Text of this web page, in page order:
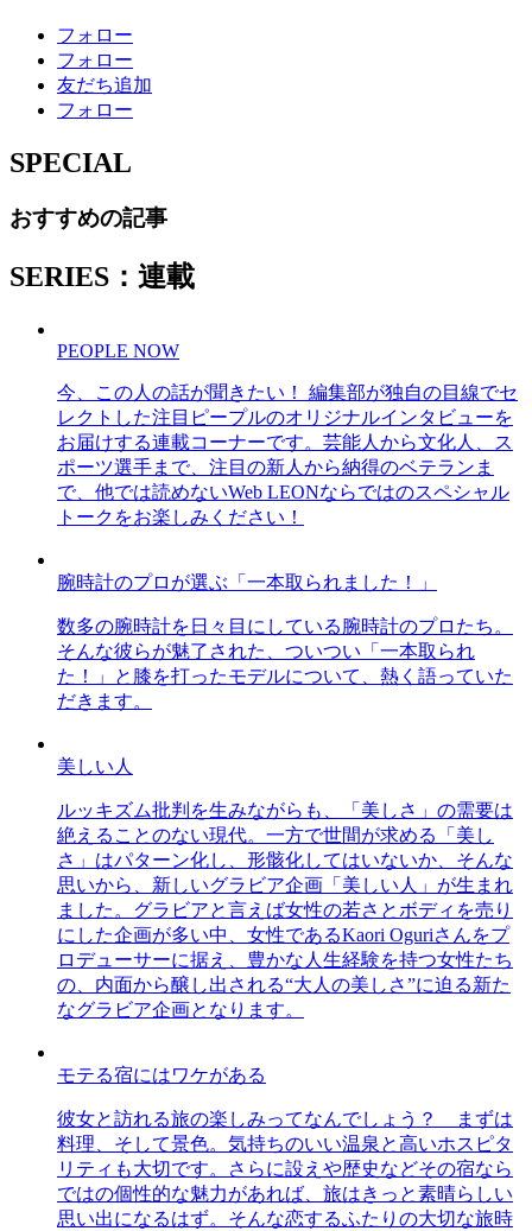
フォロー
フォロー
友だち追加
フォロー
SPECIAL
おすすめの記事
SERIES：連載
PEOPLE NOW
今、この人の話が聞きたい！ 編集部が独自の目線でセ
レクトした注目ピープルのオリジナルインタビューを
お届けする連載コーナーです。芸能人から文化人、ス
ポーツ選手まで、注目の新人から納得のベテランま
で、他では読めないWeb LEONならではのスペシャル
トークをお楽しみください！
腕時計のプロが選ぶ「一本取られました！」
数多の腕時計を日々目にしている腕時計のプロたち。
そんな彼らが魅了された、ついつい「一本取られ
た！」と膝を打ったモデルについて、熱く語っていた
だきます。
美しい人
ルッキズム批判を生みながらも、「美しさ」の需要は
絶えることのない現代。一方で世間が求める「美し
さ」はパターン化し、形骸化してはいないか、そんな
思いから、新しいグラビア企画「美しい人」が生まれ
ました。グラビアと言えば女性の若さとボディを売り
にした企画が多い中、女性であるKaori Oguriさんをプ
ロデューサーに据え、豊かな人生経験を持つ女性たち
の、内面から醸し出される“大人の美しさ”に迫る新た
なグラビア企画となります。
モテる宿にはワケがある
彼女と訪れる旅の楽しみってなんでしょう？ まずは
料理、そして景色。気持ちのいい温泉と高いホスピタ
リティも大切です。さらに設えや歴史などその宿なら
ではの個性的な魅力があれば、旅はきっと素晴らしい
思い出になるはず。そんな恋するふたりの大切な旅時